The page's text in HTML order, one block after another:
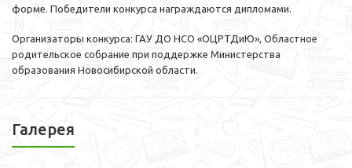
форме. Победители конкурса награждаются дипломами.
Организаторы конкурса: ГАУ ДО НСО «ОЦРТДиЮ», Областное
родительское собрание при поддержке Министерства
образования Новосибирской области.
Галерея